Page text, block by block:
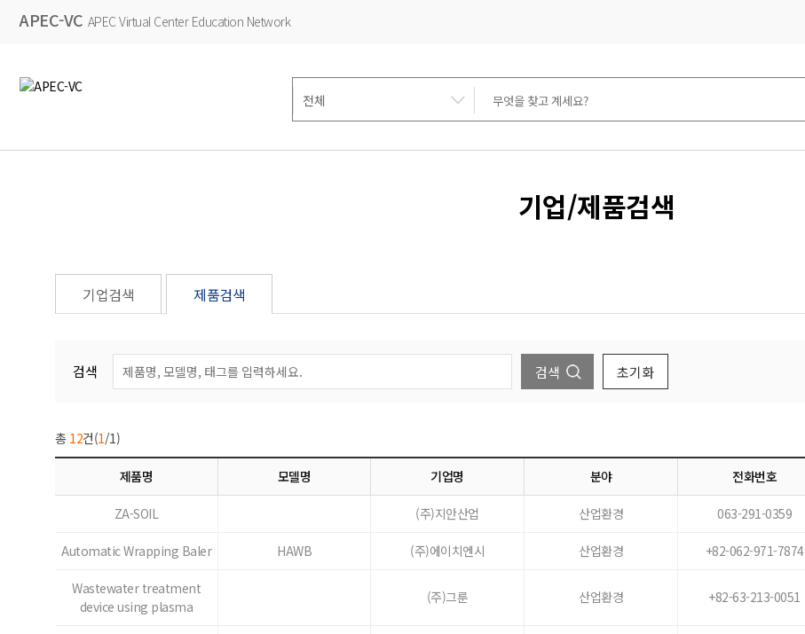
APEC-VC APEC Virtual Center Education Network
기업/제품검색
기업검색 제품검색
검색
총 12건(1/1)
제품명 모델명 기업명 분야 전화번호
ZA-SOIL (주)지안산업 산업환경 063-291-0359
Automatic Wrapping Baler HAWB (주)에이치엔시 산업환경 +82-062-971-7874
Wastewater treatment
device using plasma
(주)그룬 산업환경 +82-63-213-0051